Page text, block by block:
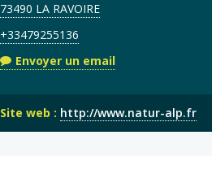
73490 LA RAVOIRE
+33479255136
Envoyer un email
Site web : http://www.natur-alp.fr